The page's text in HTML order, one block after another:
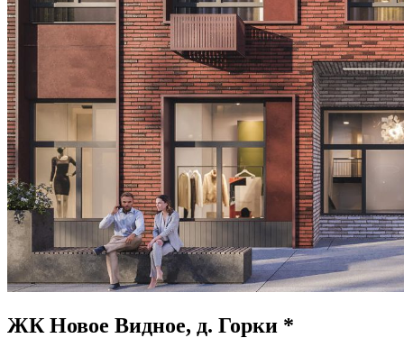
ЖК Новое Видное, д. Горки *